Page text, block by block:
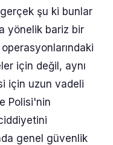
şu ki bunlar
yönelik bariz bir
operasyonlarındaki
için değil, aynı
için uzun vadeli
Polisi'nin
genel güvenlik